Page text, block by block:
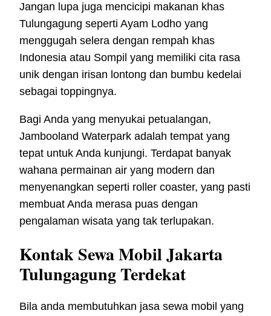
Jangan lupa juga mencicipi makanan khas
Tulungagung seperti Ayam Lodho yang
menggugah selera dengan rempah khas
Indonesia atau Sompil yang memiliki cita rasa
unik dengan irisan lontong dan bumbu kedelai
sebagai toppingnya.
Bagi Anda yang menyukai petualangan,
Jambooland Waterpark adalah tempat yang
tepat untuk Anda kunjungi. Terdapat banyak
wahana permainan air yang modern dan
menyenangkan seperti roller coaster, yang pasti
membuat Anda merasa puas dengan
pengalaman wisata yang tak terlupakan.
Kontak Sewa Mobil Jakarta
Tulungagung Terdekat
Bila anda membutuhkan jasa sewa mobil yang